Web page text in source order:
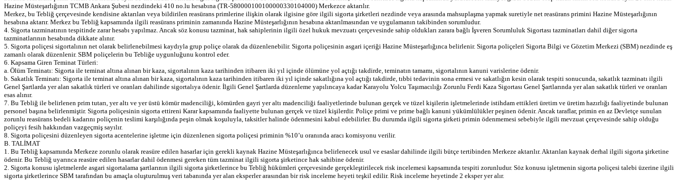
Hazine Müsteşarlığının TCMB Ankara Şubesi nezdindeki 410 no.lu hesabına (TR-580000100100000330104000) Merkezce aktarılır.
Merkez, bu Tebliğ çerçevesinde kendisine aktarılan veya bildirilen reasürans primlerine ilişkin olarak ilgisine göre ilgili sigorta şirketleri nezdinde veya arasında mahsuplaşma yapmak suretiyle net reasürans primini Hazine Müsteşarlığının
hesabına aktarır. Merkez bu Tebliğ kapsamında ilgili reasürans priminin zamanında Hazine Müsteşarlığının hesabına aktarılmasından ve uygulamanın takibinden sorumludur.
4. Sigorta tazminatının tespitinde zarar hesabı yapılmaz. Ancak söz konusu tazminat, hak sahiplerinin ilgili özel hukuk mevzuatı çerçevesinde sahip oldukları zarara bağlı İşveren Sorumluluk Sigortası tazminatları dahil diğer sigorta
tazminatlarının hesabında dikkate alınır.
5. Sigorta poliçesi sigortalının net olarak belirlenebilmesi kaydıyla grup poliçe olarak da düzenlenebilir. Sigorta poliçesinin asgari içeriği Hazine Müsteşarlığınca belirlenir. Sigorta poliçeleri Sigorta Bilgi ve Gözetim Merkezi (SBM) nezdinde eş
zamanlı olarak düzenlenir. SBM poliçelerin bu Tebliğe uygunluğunu kontrol eder.
6. Kapsama Giren Teminat Türleri:
a. Ölüm Teminatı: Sigorta ile teminat altına alınan bir kaza, sigortalının kaza tarihinden itibaren iki yıl içinde ölümüne yol açtığı takdirde, teminatın tamamı, sigortalının kanuni varislerine ödenir.
b. Sakatlık Teminatı: Sigorta ile teminat altına alınan bir kaza, sigortalının kaza tarihinden itibaren iki yıl içinde sakatlığına yol açtığı takdirde, tıbbi tedavinin sona ermesi ve sakatlığın kesin olarak tespiti sonucunda, sakatlık tazminatı ilgili
Genel Şartlarda yer alan sakatlık türleri ve oranları dahilinde sigortalıya ödenir. İlgili Genel Şartlarda düzenleme yapılıncaya kadar Karayolu Yolcu Taşımacılığı Zorunlu Ferdi Kaza Sigortası Genel Şartlarında yer alan sakatlık türleri ve oranları
esas alınır.
7. Bu Tebliğ ile belirlenen prim tutarı, yer altı ve yer üstü kömür madenciliği, kömürden gayri yer altı madenciliği faaliyetlerinde bulunan gerçek ve tüzel kişilerin işletmelerinde istihdam ettikleri üretim ve üretim hazırlığı faaliyetinde bulunan
personel başına belirlenmiştir. Sigorta poliçesinin sigorta ettireni Karar kapsamında faaliyette bulunan gerçek ve tüzel kişilerdir. Poliçe primi ve prime bağlı kanuni yükümlülükler peşinen ödenir. Ancak taraflar, primin en az Devletçe sunulan
zorunlu reasürans bedeli kadarını poliçenin teslimi karşılığında peşin olmak koşuluyla, taksitler halinde ödenmesini kabul edebilirler. Bu durumda ilgili sigorta şirketi primin ödenmemesi sebebiyle ilgili mevzuat çerçevesinde sahip olduğu
poliçeyi fesih hakkından vazgeçmiş sayılır.
8. Sigorta poliçesini düzenleyen sigorta acentelerine işletme için düzenlenen sigorta poliçesi priminin %10’u oranında aracı komisyonu verilir.
B. TALİMAT
1. Bu Tebliğ kapsamında Merkeze zorunlu olarak reasüre edilen hasarlar için gerekli kaynak Hazine Müsteşarlığınca belirlenecek usul ve esaslar dahilinde ilgili bütçe tertibinden Merkeze aktarılır. Aktarılan kaynak derhal ilgili sigorta şirketine
ödenir. Bu Tebliğ uyarınca reasüre edilen hasarlar dahil ödenmesi gereken tüm tazminat ilgili sigorta şirketince hak sahibine ödenir.
2. Sigorta konusu işletmelerde asgari sigortalama şartlarının ilgili sigorta şirketlerince bu Tebliğ hükümleri çerçevesinde gerçekleştirilecek risk incelemesi kapsamında tespiti zorunludur. Söz konusu işletmenin sigorta poliçesi talebi üzerine ilgili
sigorta şirketlerince SBM tarafından bu amaçla oluşturulmuş veri tabanında yer alan eksperler arasından bir risk inceleme heyeti teşkil edilir. Risk inceleme heyetinde 2 eksper yer alır.